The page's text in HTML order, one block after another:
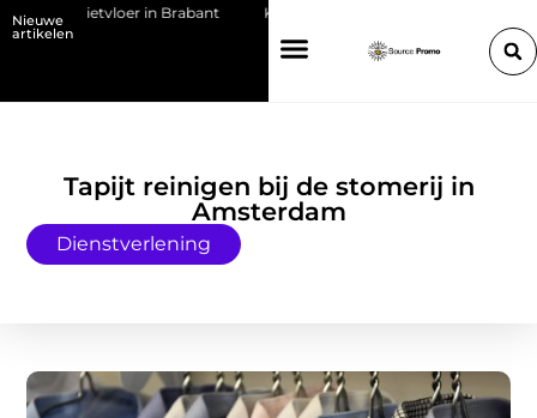
Nieuwe
artikelen
gietvloer in Brabant Kies de juiste HP toner voor jouw printer
Tapijt reinigen bij de stomerij in
Amsterdam
Dienstverlening